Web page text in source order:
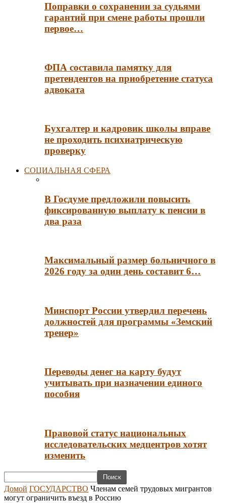
Поправки о сохранении за судьями
гарантий при смене работы прошли
первое…
ФПА составила памятку для
претендентов на приобретение статуса
адвоката
Бухгалтер и кадровик школы вправе
не проходить психиатрическую
проверку
СОЦИАЛЬНАЯ СФЕРА
В Госдуме предложили повысить
фиксированную выплату к пенсии в
два раза
Максимальный размер больничного в
2026 году за один день составит 6…
Минспорт России утвердил перечень
должностей для программы «Земский
тренер»
Переводы денег на карту будут
учитывать при назначении единого
пособия
Правовой статус национальных
исследовательских медцентров хотят
изменить
Домой ГОСУДАРСТВО Членам семей трудовых мигрантов
могут ограничить въезд в Россию